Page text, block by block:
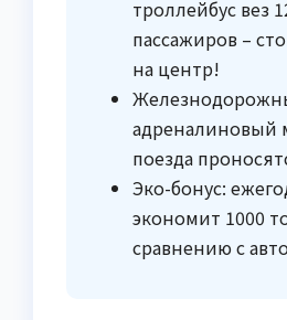
троллейбус вез
пассажиров –
на центр!
адреналиновый
поезда
Эко-бонус:
экономит 1000
сравнению с